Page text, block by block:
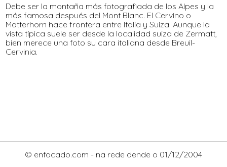
Debe ser la montaña más fotografiada de los Alpes y la
más famosa después del Mont Blanc. El Cervino o
Matterhorn hace frontera entre Italia y Suiza. Aunque la
vista típica suele ser desde la localidad suiza de Zermatt,
bien merece una foto su cara italiana desde Breuil-
Cervinia.
© enfocado.com - na rede dende o 01/12/2004